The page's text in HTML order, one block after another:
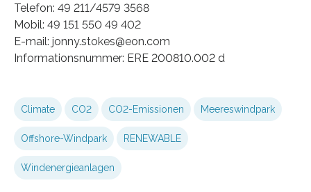
Telefon: 49 211/4579 3568
Mobil: 49 151 550 49 402
E-mail: jonny.stokes@eon.com
Informationsnummer: ERE 200810.002 d
Climate CO2 CO2-Emissionen Meereswindpark
Offshore-Windpark RENEWABLE
Windenergieanlagen